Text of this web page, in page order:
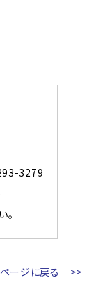
3279
。
ページに戻る >>